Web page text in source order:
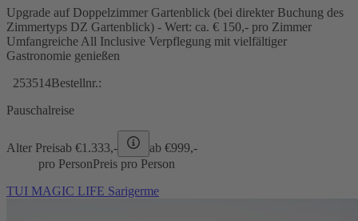
Upgrade auf Doppelzimmer Gartenblick (bei direkter Buchung des
Zimmertyps DZ Gartenblick) - Wert: ca. € 150,- pro Zimmer
Umfangreiche All Inclusive Verpflegung mit vielfältiger
Gastronomie genießen
253514Bestellnr.:
Pauschalreise
Alter Preisab €1.333,- ab €999,-
pro PersonPreis pro Person
TUI MAGIC LIFE Sarigerme